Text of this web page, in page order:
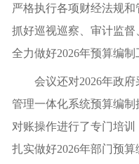
严格执行各项财经法规
抓好巡视巡察、审计监督
全力做好2026年预算编制
会议还对2026年政
管理一体化系统预算编
对账操作进行了专门培训
扎实做好2026年部门预算